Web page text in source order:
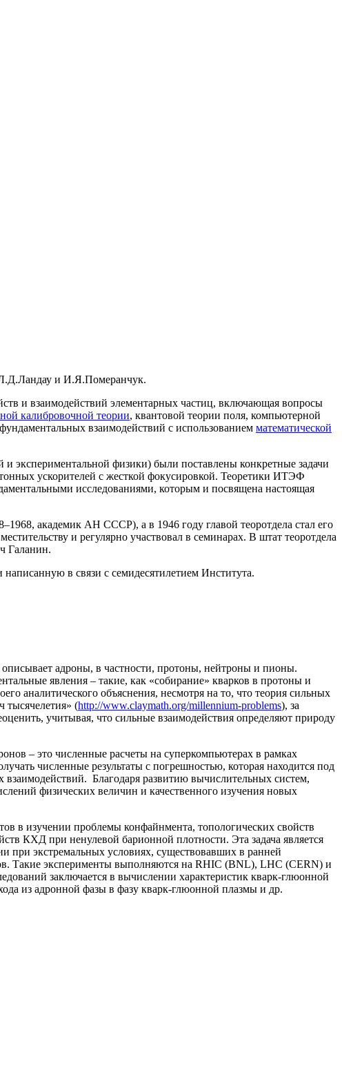
и И.Я.Померанчук.
и взаимодействий элементарных частиц, включающая вопросы
калибровочной теории, квантовой теории поля, компьютерной
взаимодействий с использованием математической
экспериментальной физики) были поставлены конкретные задачи
ускорителей с жесткой фокусировкой. Теоретики ИТЭФ
исследованиями, которым и посвящена настоящая
академик АН СССР), а в 1946 году главой теоротдела стал его
и регулярно участвовал в семинарах. В штат теоротдела
Галанин.
в связи с семидесятилетием Института.
адроны, в частности, протоны, нейтроны и пионы.
явления – такие, как «собирание» кварков в протоны и
аналитического объяснения, несмотря на то, что теория сильных
тысячелетия» (http://www.claymath.org/millennium-problems), за
учитывая, что сильные взаимодействия определяют природу
– это численные расчеты на суперкомпьютерах в рамках
численные результаты с погрешностью, которая находится под
Благодаря развитию вычислительных систем,
физических величин и качественного изучения новых
в изучении проблемы конфайнмента, топологических свойств
КХД при ненулевой барионной плотности. Эта задача является
при экстремальных условиях, существовавших в ранней
Такие эксперименты выполняются на RHIC (BNL), LHC (CERN) и
заключается в вычислении характеристик кварк-глюонной
из адронной фазы в фазу кварк-глюонной плазмы и др.